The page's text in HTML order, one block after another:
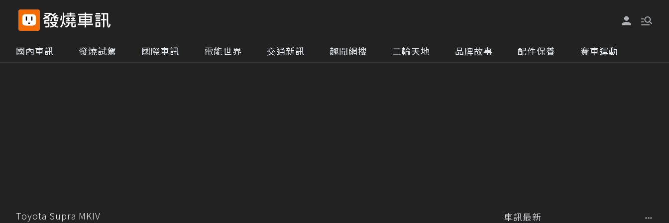
國內車訊 發燒試駕 國際車訊 電能世界 交通新訊 趣聞網搜 二輪天地 品牌故事 配件保養 賽車運動
Toyota Supra MKIV 車訊最新